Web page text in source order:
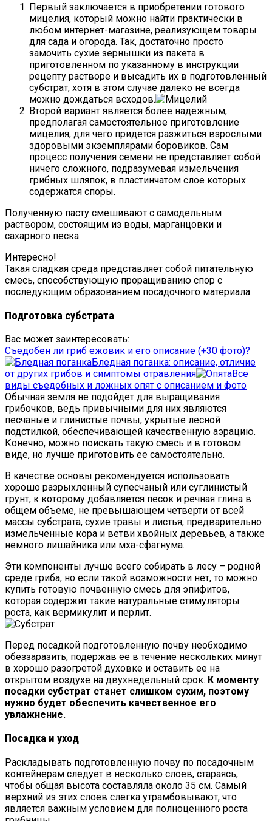
Первый заключается в приобретении готового
мицелия, который можно найти практически в
любом интернет-магазине, реализующем товары
для сада и огорода. Так, достаточно просто
замочить сухие зернышки из пакета в
приготовленном по указанному в инструкции
рецепту растворе и высадить их в подготовленный
субстрат, хотя в этом случае далеко не всегда
можно дождаться всходов.
Второй вариант является более надежным,
предполагая самостоятельное приготовление
мицелия, для чего придется разжиться взрослыми
здоровыми экземплярами боровиков. Сам
процесс получения семени не представляет собой
ничего сложного, подразумевая измельчения
грибных шляпок, в пластинчатом слое которых
содержатся споры.
Полученную пасту смешивают с самодельным
раствором, состоящим из воды, марганцовки и
сахарного песка.
Интересно!
Такая сладкая среда представляет собой питательную
смесь, способствующую проращиванию спор с
последующим образованием посадочного материала.
Подготовка субстрата
Вас может заинтересовать:
Съедобен ли гриб ежовик и его описание (+30 фото)?
Бледная поганка: описание, отличие
от других грибов и симптомы отравления
Все
виды съедобных и ложных опят с описанием и фото
Обычная земля не подойдет для выращивания
грибочков, ведь привычными для них являются
песчаные и глинистые почвы, укрытые лесной
подстилкой, обеспечивающей качественную аэрацию.
Конечно, можно поискать такую смесь и в готовом
виде, но лучше приготовить ее самостоятельно.
В качестве основы рекомендуется использовать
хорошо разрыхленный супесчаный или суглинистый
грунт, к которому добавляется песок и речная глина в
общем объеме, не превышающем четверти от всей
массы субстрата, сухие травы и листья, предварительно
измельченные кора и ветви хвойных деревьев, а также
немного лишайника или мха-сфагнума.
Эти компоненты лучше всего собирать в лесу – родной
среде гриба, но если такой возможности нет, то можно
купить готовую почвенную смесь для эпифитов,
которая содержит такие натуральные стимуляторы
роста, как вермикулит и перлит.
Перед посадкой подготовленную почву необходимо
обеззаразить, подержав ее в течение нескольких минут
в хорошо разогретой духовке и оставить ее на
открытом воздухе на двухнедельный срок. К моменту
посадки субстрат станет слишком сухим, поэтому
нужно будет обеспечить качественное его
увлажнение.
Посадка и уход
Раскладывать подготовленную почву по посадочным
контейнерам следует в несколько слоев, стараясь,
чтобы общая высота составляла около 35 см. Самый
верхний из этих слоев слегка утрамбовывают, что
является важным условием для полноценного роста